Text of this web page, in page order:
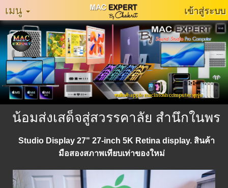
หน้า
หลัก
MacExpertMuzeum
แจ้ง
ปัญหา
การ
งาน
เรา
เมนู เข้าสู่ระบบ
ขายสินค้า apple macintosh computer ทุกรุ่น
น้อมส่งเสด็จสู่สวรรคาลัย สำนึกในพร
Studio Display 27" 27-inch 5K Retina display. สินค้า
มือสองสภาพเทียบเท่าของใหม่